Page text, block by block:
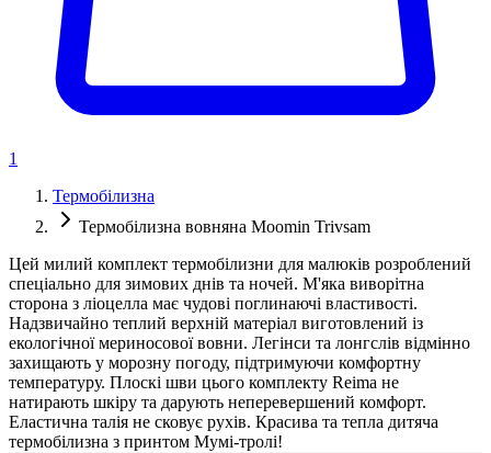
1
Термобілизна
Термобілизна вовняна Moomin Trivsam
Цей милий комплект термобілизни для малюків розроблений
спеціально для зимових днів та ночей. М'яка виворітна
сторона з ліоцелла має чудові поглинаючі властивості.
Надзвичайно теплий верхній матеріал виготовлений із
екологічної мериносової вовни. Легінси та лонгслів відмінно
захищають у морозну погоду, підтримуючи комфортну
температуру. Плоскі шви цього комплекту Reima не
натирають шкіру та дарують неперевершений комфорт.
Еластична талія не сковує рухів. Красива та тепла дитяча
термобілизна з принтом Мумі-тролі!